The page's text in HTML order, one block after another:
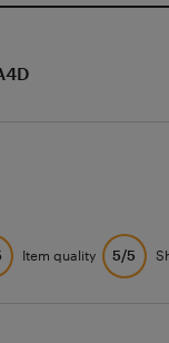
Item quality 5/5